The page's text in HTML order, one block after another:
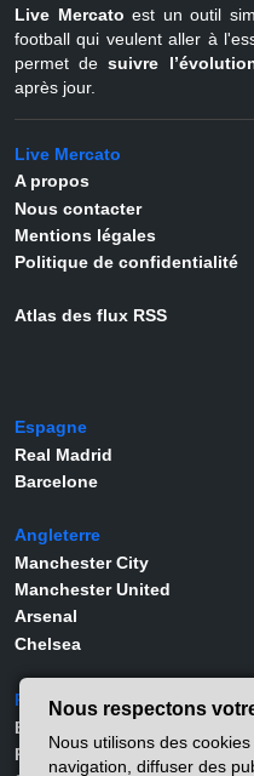
Live Mercato est un outil
football qui veulent aller à
permet desuivre
après jour.
Live Mercato
A propos
Nous contacter
Mentions légales
Politique de confidentialité
Atlas des flux RSS
Espagne
Real Madrid
Barcelone
Angleterre
Manchester City
Manchester United
Arsenal
Chelsea
Portugal
Benfica
Porto
Nous respectons
Nous utilisons des
navigation, diffuser des